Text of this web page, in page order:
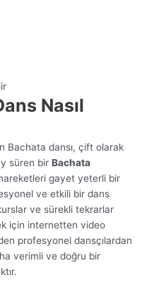
Nasıl
Bachata dansı, çift olarak
süren bir Bachata
gayet yeterli bir
ve etkili bir dans
ve sürekli tekrarlar
için internetten video
profesyonel dansçılardan
verimli ve doğru bir